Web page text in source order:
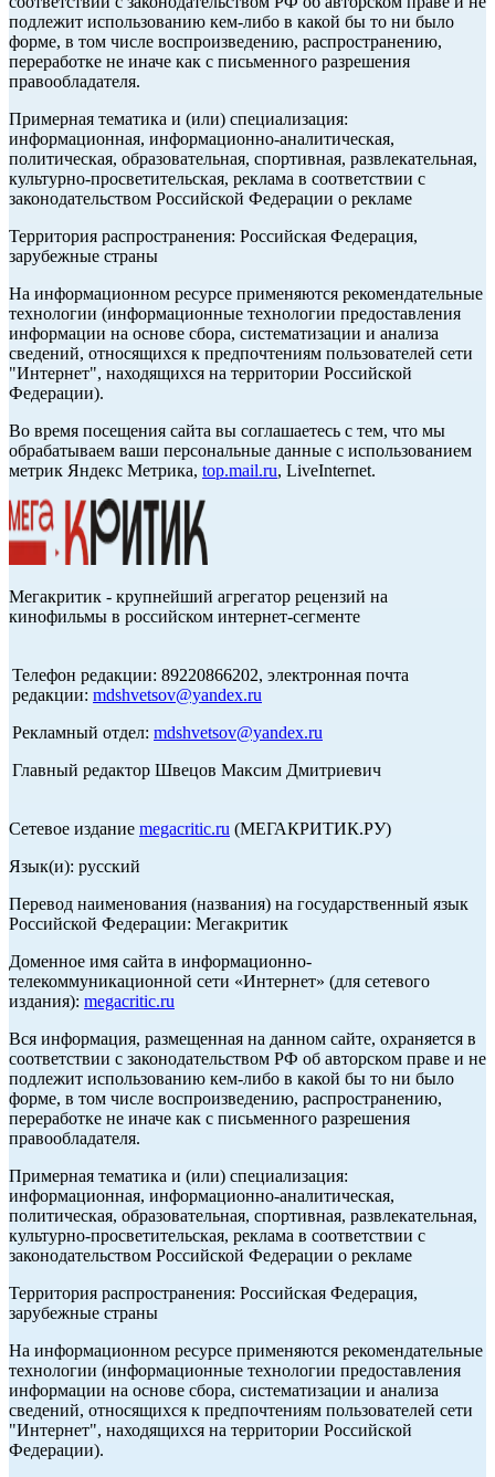
подлежит использованию кем-либо в какой бы то ни было
форме, в том числе воспроизведению, распространению,
переработке не иначе как с письменного разрешения
правообладателя.
Примерная тематика и (или) специализация:
информационная, информационно-аналитическая,
политическая, образовательная, спортивная, развлекательная,
культурно-просветительская, реклама в соответствии с
законодательством Российской Федерации о рекламе
Территория распространения: Российская Федерация,
зарубежные страны
На информационном ресурсе применяются рекомендательные
технологии (информационные технологии предоставления
информации на основе сбора, систематизации и анализа
сведений, относящихся к предпочтениям пользователей сети
"Интернет", находящихся на территории Российской
Федерации).
Во время посещения сайта вы соглашаетесь с тем, что мы
обрабатываем ваши персональные данные с использованием
метрик Яндекс Метрика, top.mail.ru, LiveInternet.
Мегакритик - крупнейший агрегатор рецензий на
кинофильмы в российском интернет-сегменте
Телефон редакции: 89220866202, электронная почта
редакции: mdshvetsov@yandex.ru
Рекламный отдел: mdshvetsov@yandex.ru
Главный редактор Швецов Максим Дмитриевич
Сетевое издание megacritic.ru (МЕГАКРИТИК.РУ)
Язык(и): русский
Перевод наименования (названия) на государственный язык
Российской Федерации: Мегакритик
Доменное имя сайта в информационно-
телекоммуникационной сети «Интернет» (для сетевого
издания): megacritic.ru
Вся информация, размещенная на данном сайте, охраняется в
соответствии с законодательством РФ об авторском праве и не
подлежит использованию кем-либо в какой бы то ни было
форме, в том числе воспроизведению, распространению,
переработке не иначе как с письменного разрешения
правообладателя.
Примерная тематика и (или) специализация:
информационная, информационно-аналитическая,
политическая, образовательная, спортивная, развлекательная,
культурно-просветительская, реклама в соответствии с
законодательством Российской Федерации о рекламе
Территория распространения: Российская Федерация,
зарубежные страны
На информационном ресурсе применяются рекомендательные
технологии (информационные технологии предоставления
информации на основе сбора, систематизации и анализа
сведений, относящихся к предпочтениям пользователей сети
"Интернет", находящихся на территории Российской
Федерации).